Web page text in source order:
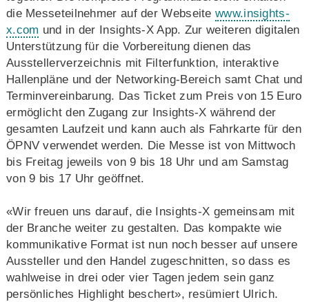
die Messeteilnehmer auf der Webseitewww.insights-
x.com und in der Insights-X App. Zur weiteren digitalen
Unterstützung für die Vorbereitung dienen das
Ausstellerverzeichnis mit Filterfunktion, interaktive
Hallenpläne und der Networking-Bereich samt Chat und
Terminvereinbarung. Das Ticket zum Preis von 15 Euro
ermöglicht den Zugang zur Insights-X während der
gesamten Laufzeit und kann auch als Fahrkarte für den
ÖPNV verwendet werden. Die Messe ist von Mittwoch
bis Freitag jeweils von 9 bis 18 Uhr und am Samstag
von 9 bis 17 Uhr geöffnet.
«Wir freuen uns darauf, die Insights-X gemeinsam mit
der Branche weiter zu gestalten. Das kompakte wie
kommunikative Format ist nun noch besser auf unsere
Aussteller und den Handel zugeschnitten, so dass es
wahlweise in drei oder vier Tagen jedem sein ganz
persönliches Highlight beschert», resümiert Ulrich.